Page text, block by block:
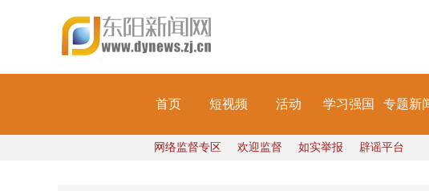
首页 短视频 活动 学习强国 专题新
网络监督专区 欢迎监督 如实举报 辟谣平台